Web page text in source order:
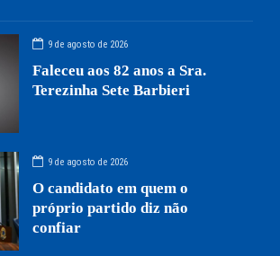
9 de agosto de 2026
Faleceu aos 82 anos a Sra.
Terezinha Sete Barbieri
9 de agosto de 2026
O candidato em quem o
próprio partido diz não
confiar